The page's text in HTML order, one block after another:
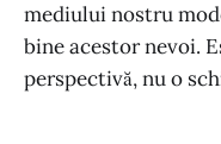
mediului nostru
bine acestor nevoi.
perspectivă, nu o